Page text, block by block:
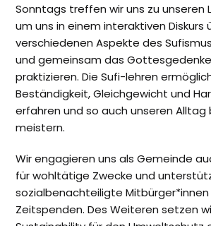
Sonntags treffen wir uns zu unseren
um uns in einem interaktiven Diskurs
verschiedenen Aspekte des
und gemeinsam das
praktizieren. Die Sufi-lehren
Beständigkeit, Gleichgewicht und
erfahren und so auch unseren Alltag
meistern.
Wir engagieren uns als Gemeinde
für wohltätige Zwecke und
sozialbenachteiligte
Zeitspenden. Des Weiteren setzen